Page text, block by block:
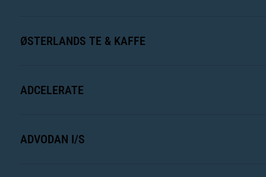
ØSTERLANDS TE & KAFFE
ADCELERATE
ADVODAN I/S